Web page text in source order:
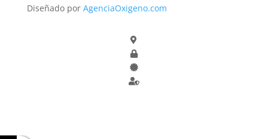
Diseñado por AgenciaOxigeno.com